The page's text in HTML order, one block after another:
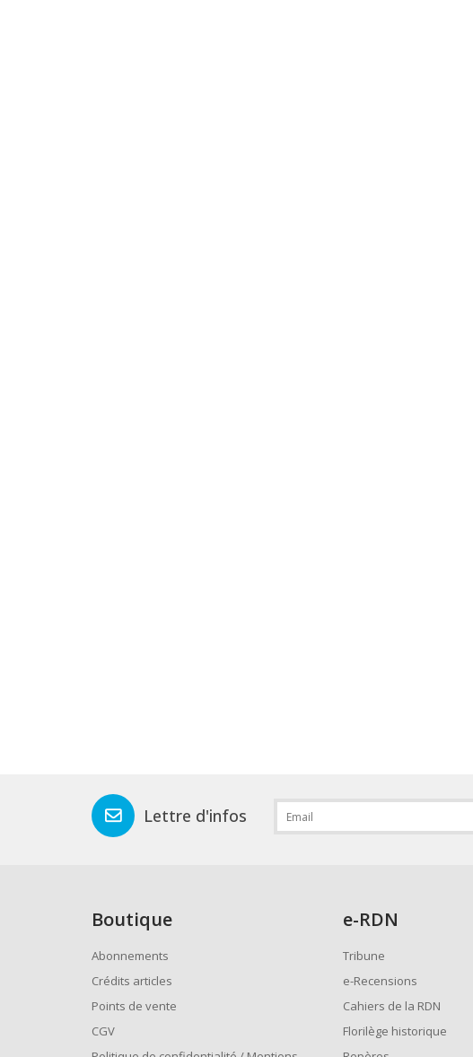
Lettre d'infos
Boutique
Abonnements
Crédits articles
Points de vente
CGV
e-RDN
Tribune
e-Recensions
Cahiers de la RDN
Florilège historique